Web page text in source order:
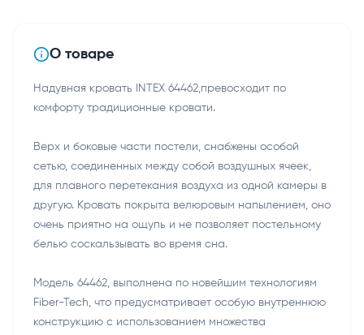
О товаре
Надувная кровать INTEX 64462,превосходит по
комфорту традиционные кровати.
Верх и боковые части постели, снабжены особой
сетью, соединенных между собой воздушных ячеек,
для плавного перетекания воздуха из одной камеры в
другую. Кровать покрыта велюровым напылением, оно
очень приятно на ощупь и не позволяет постельному
белью соскальзывать во время сна.
Модель 64462, выполнена по новейшим технологиям
Fiber-Tech, что предусматривает особую внутреннюю
конструкцию с использованием множества